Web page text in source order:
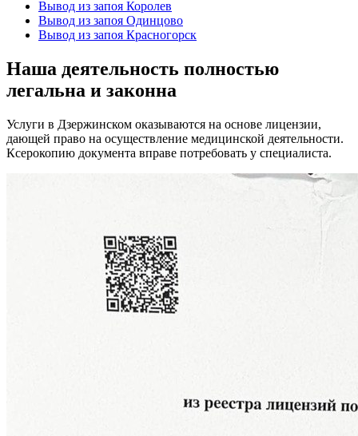
Вывод из запоя Королев
Вывод из запоя Одинцово
Вывод из запоя Красногорск
Наша деятельность полностью
легальна и законна
Услуги в Дзержинском оказываются на основе лицензии,
дающей право на осуществление медицинской деятельности.
Ксерокопию документа вправе потребовать у специалиста.